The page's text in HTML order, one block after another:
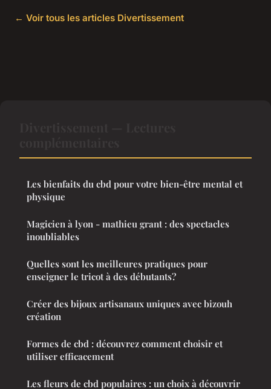
← Voir tous les articles Divertissement
Les bienfaits du cbd pour votre bien-être mental et
physique
Magicien à lyon - mathieu grant : des spectacles
inoubliables
Quelles sont les meilleures pratiques pour
enseigner le tricot à des débutants?
Créer des bijoux artisanaux uniques avec bizouh
création
Formes de cbd : découvrez comment choisir et
utiliser efficacement
Les fleurs de cbd populaires : un choix à découvrir